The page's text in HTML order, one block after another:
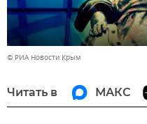
© РИА Новости Крым
Читать в МАКС